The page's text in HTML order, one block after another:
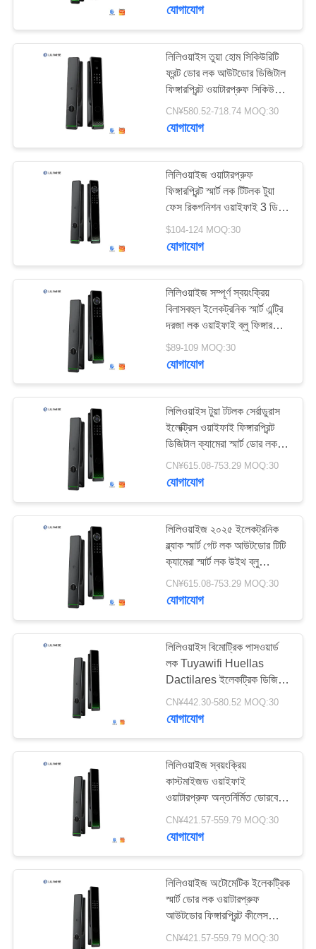
যোগাযোগ
NEWS
গোপনীয়তা
মুখ স্বীকৃতি ডোর লক
25
ক্যামেরা ডোর লক
11
স্বয়ংক্রিয় ডোর লক
ব্লুটুথ ডোর লক
31
কোড ডোর লক
কী কার্ড ডোর লক
27
সহ
যোগাযোগ
লিলিওয়াইস তুয়া হোম সিকিউরিটি
ফ্রন্ট ডোর লক আউটডোর ডিজিটাল
ফিঙ্গারপ্রিন্ট ওয়াটারপ্রুফ সিকিউরিটি
ফেসিয়াল রিকগনিশন স্মার্ট লক
CN¥580.52-718.74 MOQ:30
যোগাযোগ
লিলিওয়াইজ ওয়াটারপ্রুফ
ফিঙ্গারপ্রিন্ট স্মার্ট লক টিটলক টুয়া
ফেস রিকগনিশন ওয়াইফাই 3 ডি
স্মার্ট ডোর লক ক্যামেরা ওয়াইফাই
সহ
$104-124 MOQ:30
যোগাযোগ
লিলিওয়াইজ সম্পূর্ণ স্বয়ংক্রিয়
বিলাসবহুল ইলেকট্রনিক স্মার্ট এন্ট্রি
দরজা লক ওয়াইফাই ব্লু ফিঙ্গারপ্রিন্ট
টুয়া টিটিলক স্মার্ট ডোর লক ক্যামেরা
সহ
$89-109 MOQ:30
যোগাযোগ
লিলিওয়াইস টুয়া টটলক সের্রাডুরাস
ইলেক্ট্রিস ওয়াইফাই ফিঙ্গারপ্রিন্ট
ডিজিটাল ক্যামেরা স্মার্ট ডোর লক
ক্যামেরা সহ
CN¥615.08-753.29 MOQ:30
যোগাযোগ
লিলিওয়াইজ ২০২৫ ইলেকট্রনিক
ব্ল্যাক স্মার্ট গেট লক আউটডোর টিটি
ক্যামেরা স্মার্ট লক উইথ ব্লু
ফিঙ্গারপ্রিন্ট ক্যামেরা ওয়াটারপ্রুফ
CN¥615.08-753.29 MOQ:30
যোগাযোগ
লিলিওয়াইস বিমোট্রিক পাসওয়ার্ড
লক Tuyawifi Huellas
Dactilares ইলেকট্রিক ডিজিটাল
Cerradura Electronica
ইন্টেলিজেন্ট স্মার্ট দরজা লক
CN¥442.30-580.52 MOQ:30
যোগাযোগ
লিলিওয়াইজ স্বয়ংক্রিয়
কাস্টমাইজড ওয়াইফাই
ওয়াটারপ্রুফ অন্তর্নির্মিত ডোরবেল
স্মার্ট লক আনলক করুন Tuya
Ttlock স্মার্ট ডোর লক সঙ্গে
CN¥421.57-559.79 MOQ:30
যোগাযোগ
লিলিওয়াইজ অটোমেটিক ইলেকট্রিক
স্মার্ট ডোর লক ওয়াটারপ্রুফ
আউটডোর ফিঙ্গারপ্রিন্ট কীলেস
টটলক টুয়া স্মার্ট লক উইফাই সহ
CN¥421.57-559.79 MOQ:30